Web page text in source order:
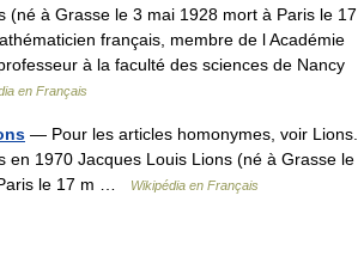
(né à Grasse le 3 mai 1928 mort à Paris le 17
français, membre de l Académie
à la faculté des sciences de Nancy
en Français
— Pour les articles homonymes, voir Lions.
en 1970 Jacques Louis Lions (né à Grasse le
le 17 m …
Wikipédia en Français